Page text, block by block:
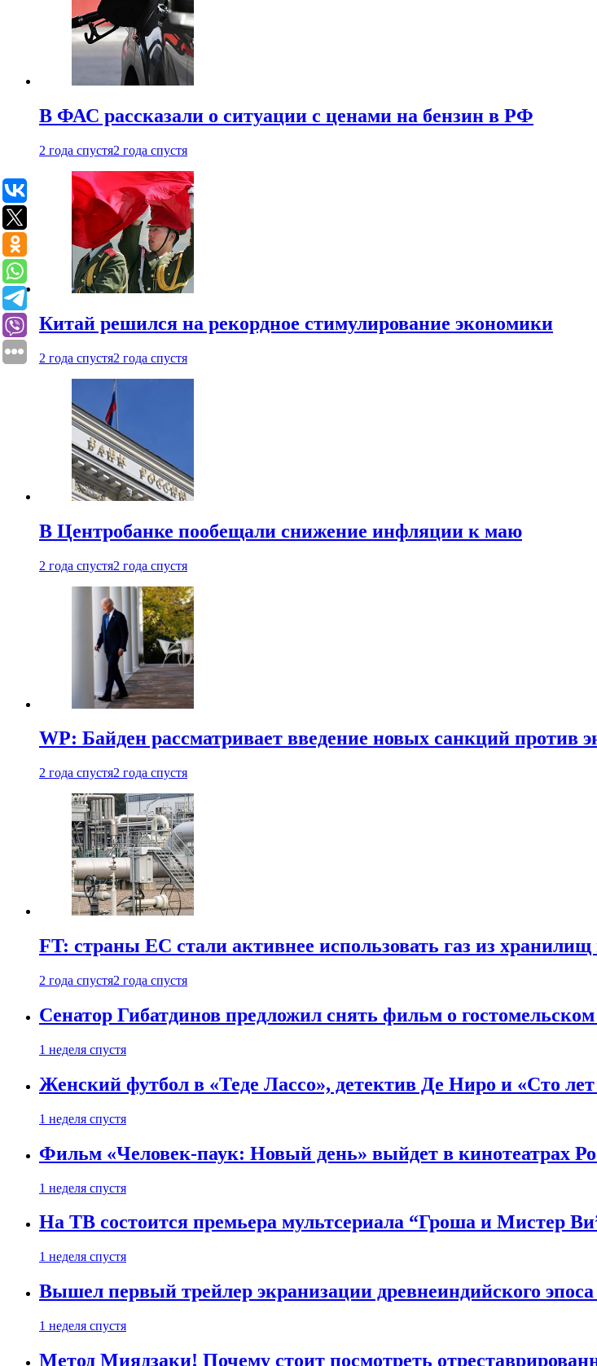
В ФАС рассказали о ситуации с ценами на бензин в РФ
2 года спустя2 года спустя
Китай решился на рекордное стимулирование экономики
2 года спустя2 года спустя
В Центробанке пообещали снижение инфляции к маю
2 года спустя2 года спустя
WP: Байден рассматривает введение новых санкций против
2 года спустя2 года спустя
FT: страны ЕС стали активнее использовать газ из хранилищ
2 года спустя2 года спустя
Сенатор Гибатдинов предложил снять фильм о гостомельском
1 неделя спустя
Женский футбол в «Теде Лассо», детектив Де Ниро и «Сто
1 неделя спустя
Фильм «Человек-паук: Новый день» выйдет в кинотеатрах
1 неделя спустя
На ТВ состоится премьера мультсериала “Гроша и Мистер
1 неделя спустя
Вышел первый трейлер экранизации древнеиндийского
1 неделя спустя
Метод Миядзаки! Почему стоит посмотреть